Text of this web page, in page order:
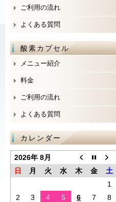
ご利用の流れ
よくある質問
酸素カプセル
メニュー紹介
料金
ご利用の流れ
よくある質問
カレンダー
2026年 8月
日
月 火 水 木 金
土
1
2
3 4 5 6 7
8